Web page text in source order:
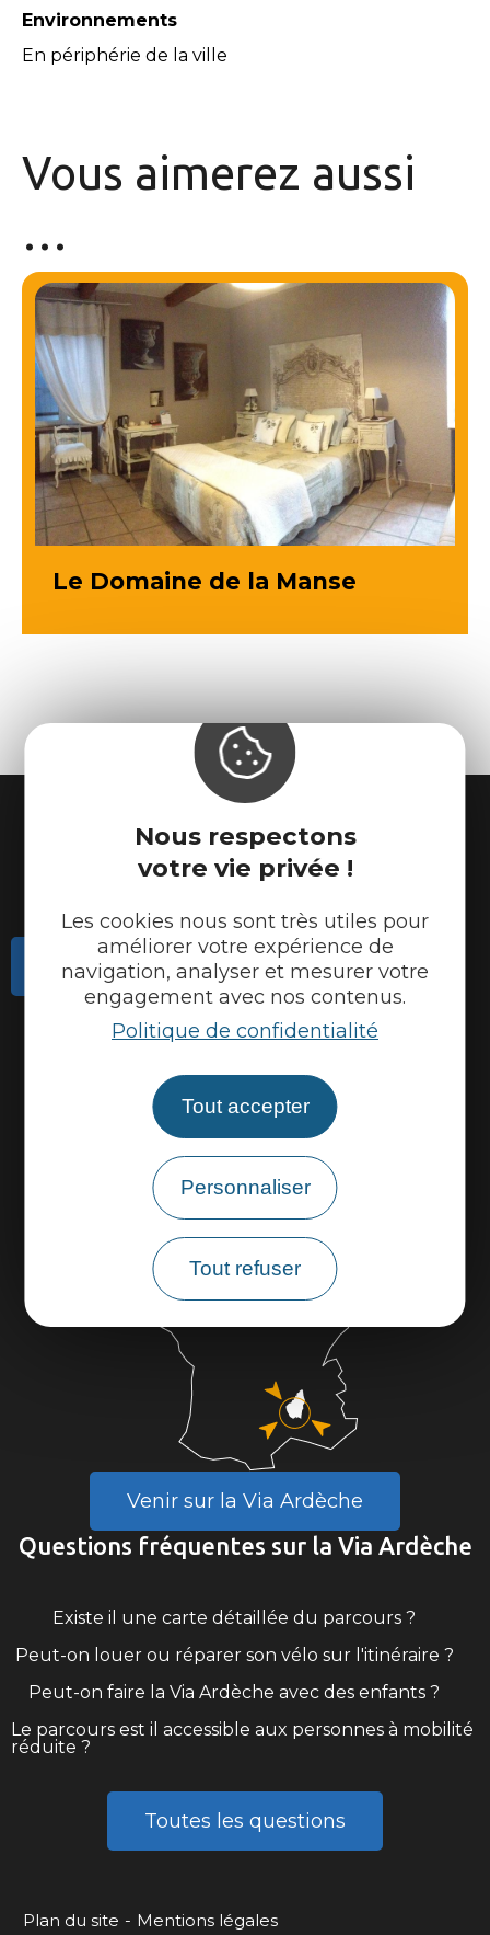
Nous respectons
votre vie privée !
Les cookies nous sont très utiles pour
améliorer votre expérience de
navigation, analyser et mesurer votre
engagement avec nos contenus.
Politique de confidentialité
Tout accepter
Personnaliser
Tout refuser
Environnements
En périphérie de la ville
Vous aimerez aussi
…
Le Domaine de la Manse
Contactez-nous
Marque Accueil Vélo
Espace pro
Venir sur la Via Ardèche
Questions fréquentes sur la Via Ardèche
Existe il une carte détaillée du parcours ?
Peut-on louer ou réparer son vélo sur l'itinéraire ?
Peut-on faire la Via Ardèche avec des enfants ?
Le parcours est il accessible aux personnes à mobilité
réduite ?
Toutes les questions
Plan du site Mentions légales